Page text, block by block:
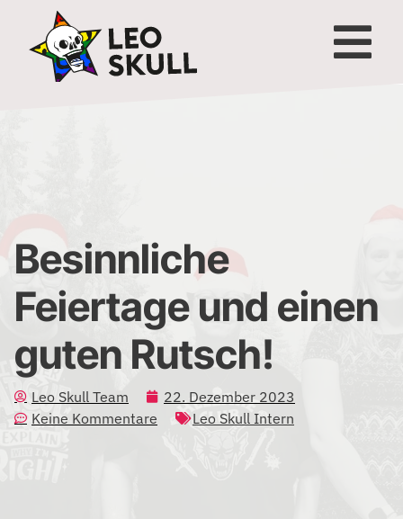
Besinnliche
Feiertage und einen
guten Rutsch!
Leo Skull Team
22. Dezember 2023
Keine Kommentare
Leo Skull Intern